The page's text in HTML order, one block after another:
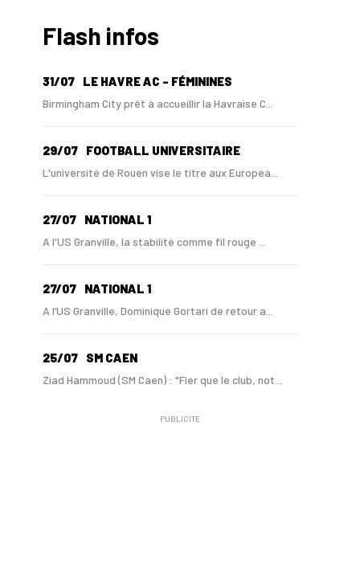
Flash infos
31/07 LE HAVRE AC - FÉMININES
Birmingham City prêt à accueillir la Havraise C...
29/07 FOOTBALL UNIVERSITAIRE
L'université de Rouen vise le titre aux Europea...
27/07 NATIONAL 1
A l'US Granville, la stabilité comme fil rouge ...
27/07 NATIONAL 1
A l’US Granville, Dominique Gortari de retour a...
25/07 SM CAEN
Ziad Hammoud (SM Caen) : "Fier que le club, not...
SM CAEN - MERCATO
PUBLICITÉ